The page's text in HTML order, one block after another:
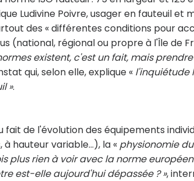
Ludivine Poivre, usager en fauteuil et
des « différentes conditions pour
(national, régional ou propre à l'Île de
existent, c'est un fait, mais
qui, selon elle, explique « l'inquiétude
».
de l'évolution des équipements
hauteur variable…), la « physionomie
rien à voir avec la norme
est-elle aujourd'hui dépassée ? »,